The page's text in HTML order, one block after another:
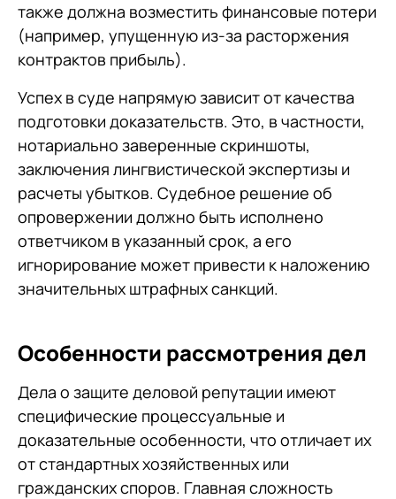
также должна возместить финансовые потери
(например, упущенную из-за расторжения
контрактов прибыль).
Успех в суде напрямую зависит от качества
подготовки доказательств. Это, в частности,
нотариально заверенные скриншоты,
заключения лингвистической экспертизы и
расчеты убытков. Судебное решение об
опровержении должно быть исполнено
ответчиком в указанный срок, а его
игнорирование может привести к наложению
значительных штрафных санкций.
Особенности рассмотрения дел
Дела о защите деловой репутации имеют
специфические процессуальные и
доказательные особенности, что отличает их
от стандартных хозяйственных или
гражданских споров. Главная сложность